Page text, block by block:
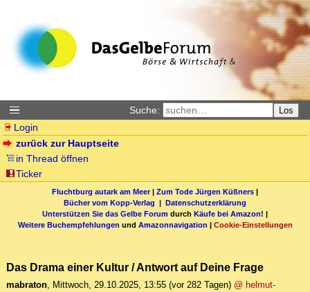
Suche: Los
Login
zurück zur Hauptseite
in Thread öffnen
Ticker
Fluchtburg autark am Meer| Zum Tode Jürgen Küßners |
Bücher vom Kopp-Verlag | Datenschutzerklärung
Unterstützen Sie das Gelbe Forum durch Käufe bei Amazon! |
Weitere Buchempfehlungen und Amazonnavigation | Cookie-Einstellungen
Das Drama einer Kultur / Antwort auf Deine Frage
mabraton, Mittwoch, 29.10.2025, 13:55 (vor 282 Tagen) @ helmut-